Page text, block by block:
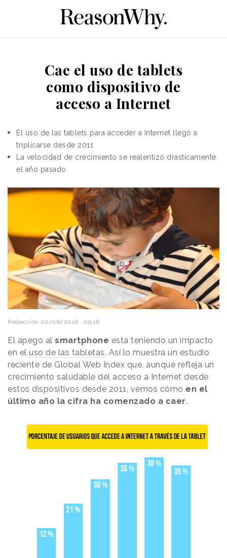
Cae el uso de tablets
como dispositivo de
acceso a Internet
El uso de las tablets para acceder a Internet llegó a
triplicarse desde 2011
La velocidad de crecimiento se realentizó drásticamente
el año pasado
Redacción 02/06/2016 · 09:16
El apego al smartphone está teniendo un impacto
en el uso de las tabletas. Así lo muestra un estudio
reciente de Global Web Index que, aunque refleja un
crecimiento saludable del acceso a Internet desde
estos dispositivos desde 2011, vemos cómo en el
último año la cifra ha comenzado a caer.